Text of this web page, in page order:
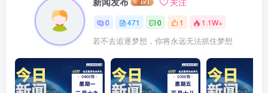
0 471 0 1 1.1W+
若不去追逐梦想，你将永远无法抓住梦想